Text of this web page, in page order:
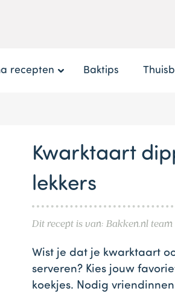
recepten Baktips
Kwarktaart
lekkers
Dit recept is van: Bakken.nl team
Wist je dat je kwarktaart
serveren? Kies jouw
koekjes. Nodig